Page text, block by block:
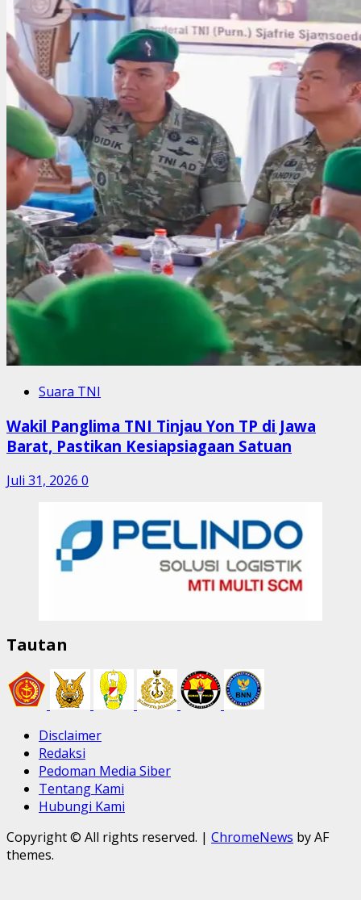
Suara TNI
Wakil Panglima TNI Tinjau Yon TP di Jawa
Barat, Pastikan Kesiapsiagaan Satuan
Juli 31, 2026 0
Tautan
Disclaimer
Redaksi
Pedoman Media Siber
Tentang Kami
Hubungi Kami
Copyright © All rights reserved. | ChromeNews by AF
themes.